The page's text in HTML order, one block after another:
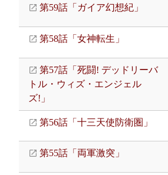
第59話「ガイア幻想紀」
第58話「女神転生」
第57話「死闘! デッドリーバ
トル・ウィズ・エンジェル
ズ!」
第56話「十三天使防衛圏」
第55話「両軍激突」